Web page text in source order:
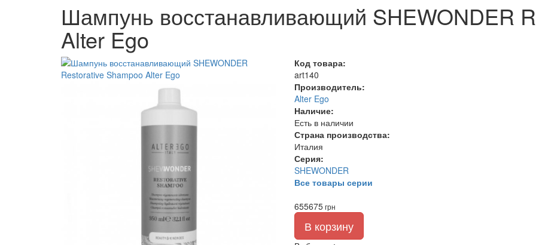
Шампунь восстанавливающий SHEWONDER
Alter Ego
Код товара:
art140
Производитель:
Alter Ego
Наличие:
Есть в наличии
Страна производства:
Италия
Серия:
SHEWONDER
Все товары серии
655675грн
В корзину